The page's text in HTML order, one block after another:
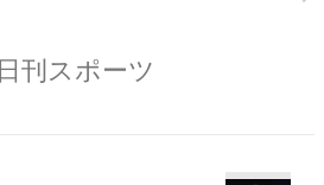
日刊スポーツ